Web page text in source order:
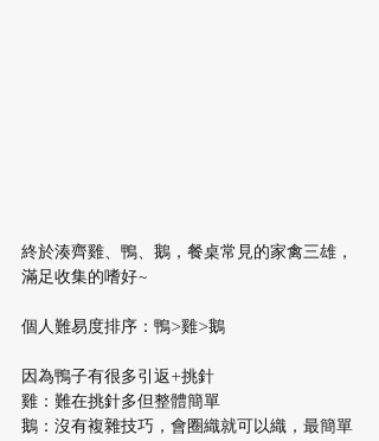
終於湊齊雞、鴨、鵝，餐桌常見的家禽三雄，
滿足收集的嗜好~
個人難易度排序：鴨>雞>鵝
因為鴨子有很多引返+挑針
雞：難在挑針多但整體簡單
鵝：沒有複雜技巧，會圈織就可以織，最簡單